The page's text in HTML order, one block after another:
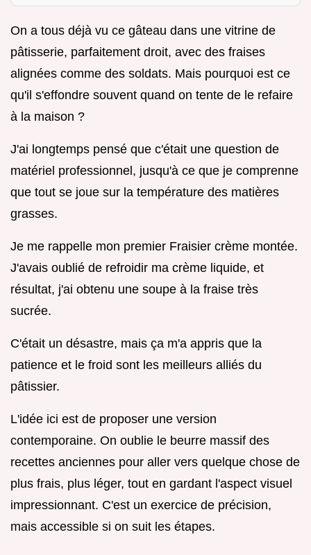
On a tous déjà vu ce gâteau dans une vitrine de
pâtisserie, parfaitement droit, avec des fraises
alignées comme des soldats. Mais pourquoi est ce
qu'il s'effondre souvent quand on tente de le refaire
à la maison ?
J'ai longtemps pensé que c'était une question de
matériel professionnel, jusqu'à ce que je comprenne
que tout se joue sur la température des matières
grasses.
Je me rappelle mon premier Fraisier crème montée.
J'avais oublié de refroidir ma crème liquide, et
résultat, j'ai obtenu une soupe à la fraise très
sucrée.
C'était un désastre, mais ça m'a appris que la
patience et le froid sont les meilleurs alliés du
pâtissier.
L'idée ici est de proposer une version
contemporaine. On oublie le beurre massif des
recettes anciennes pour aller vers quelque chose de
plus frais, plus léger, tout en gardant l'aspect visuel
impressionnant. C'est un exercice de précision,
mais accessible si on suit les étapes.